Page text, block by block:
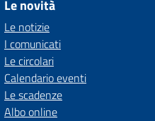
Le novità
Le notizie
I comunicati
Le circolari
Calendario eventi
Le scadenze
Albo online